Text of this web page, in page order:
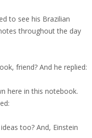
to see his Brazilian
throughout the day
friend? And he replied:
here in this notebook.
too? And, Einstein